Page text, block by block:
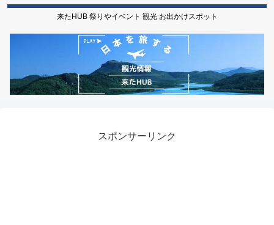
来たHUB 祭りやイベント 観光 お出かけスポット
スポンサーリンク